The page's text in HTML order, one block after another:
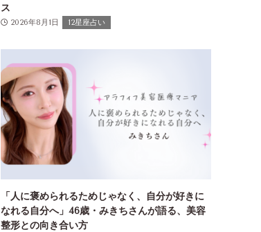
ス
2026年8月1日 12星座占い
「人に褒められるためじゃなく、自分が好きに
なれる自分へ」46歳・みきちさんが語る、美容
整形との向き合い方